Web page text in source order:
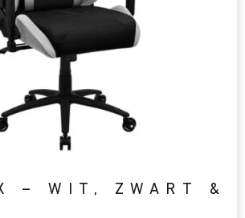
– WIT, ZWART &